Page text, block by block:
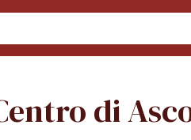
di